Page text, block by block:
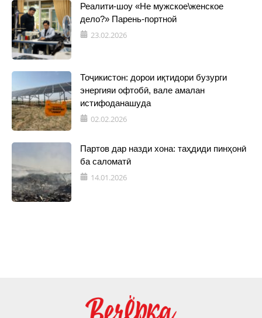
Реалити-шоу «Не мужское\женское
дело?» Парень-портной
23.02.2026
Тоҷикистон: дорои иқтидори бузурги
энергияи офтобӣ, вале амалан
истифоданашуда
02.02.2026
Партов дар назди хона: таҳдиди пинҳонӣ
ба саломатӣ
14.01.2026